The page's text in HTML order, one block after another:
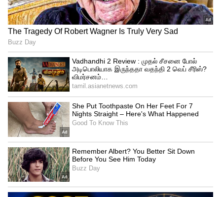
பேசப்பட்டது. ஆனால் மே 15ஆம் தேதி படம்
திரைக்கு வந்த பிறகு அந்த ஏமாற்றம்
முழுவதும் கொண்டாட்டமாக மாறியது.
Related Articles
Karuppu OTT release : டெலிடட்